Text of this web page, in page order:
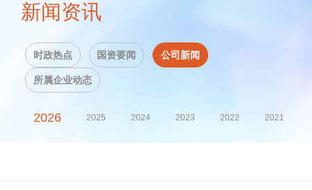
新闻资讯
时政热点 国资要闻 公司新闻
所属企业动态
2026 2025 2024 2023 2022 2021